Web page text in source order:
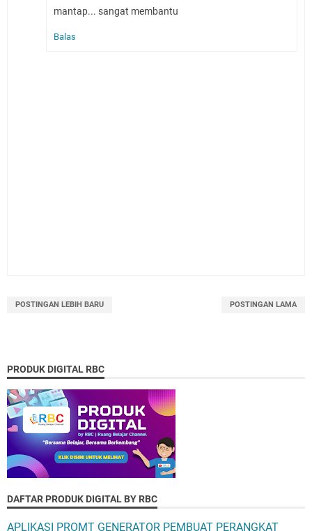
mantap... sangat membantu
Balas
POSTINGAN LEBIH BARU POSTINGAN LAMA
PRODUK DIGITAL RBC
DAFTAR PRODUK DIGITAL BY RBC
APLIKASI PROMT GENERATOR PEMBUAT PERANGKAT